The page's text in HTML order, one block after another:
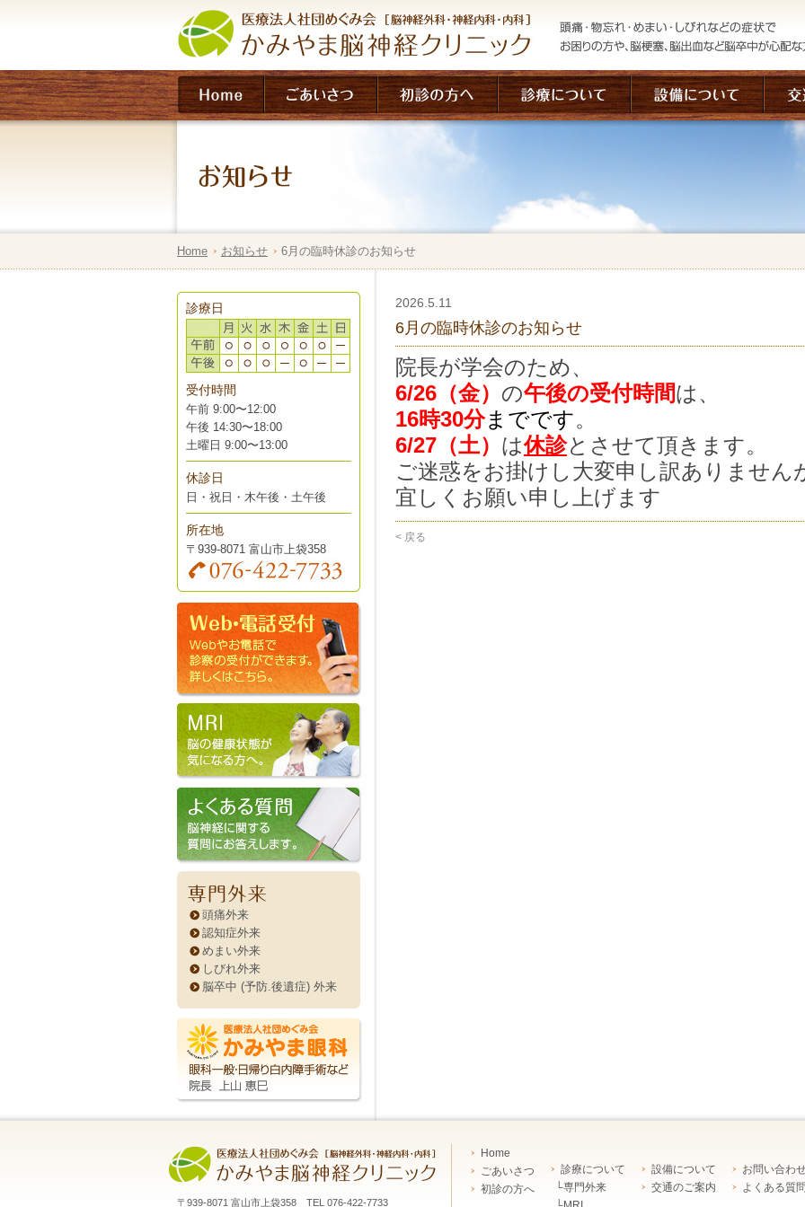
Home お知らせ 6月の臨時休診のお知らせ
診療日
受付時間
午前 9:00〜12:00
午後 14:30〜18:00
土曜日 9:00〜13:00
休診日
日・祝日・木午後・土午後
所在地
〒939-8071 富山市上袋358
頭痛外来
認知症外来
めまい外来
しびれ外来
脳卒中 (予防.後遺症) 外来
2026.5.11
6月の臨時休診のお知らせ
院長が学会のため、
6/26（金） の午後の受付時間は、
16時30分までです。
6/27 （土） は休診とさせて頂きます。
ご迷惑をお掛けし大変申し訳ありません
宜しくお願い申し上げます
< 戻る
〒939-8071 富山市上袋358 TEL 076-422-7733
Home
ごあいさつ
初診の方へ
診療について
└専門外来
設備について
交通のご案内
お問い合わ
よくある質